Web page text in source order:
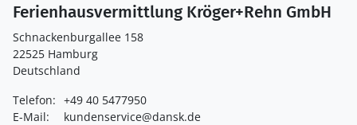
Ferienhausvermittlung Kröger+Rehn GmbH
Schnackenburgallee 158
22525 Hamburg
Deutschland
Telefon: +49 40 5477950
E-Mail:
kundenservice@dansk.de